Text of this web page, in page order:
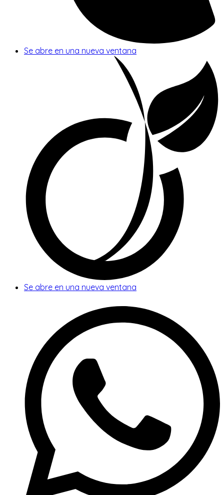
Se abre en una nueva ventana
Se abre en una nueva ventana